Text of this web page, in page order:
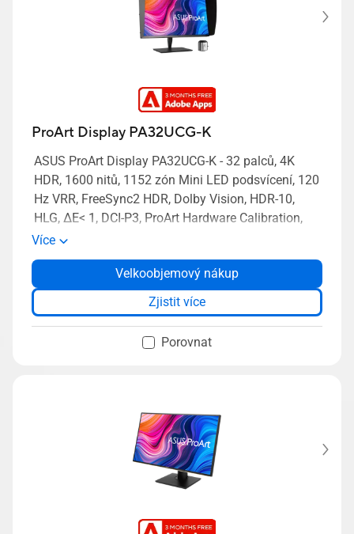
ProArt Display PA32UCG-K
ASUS ProArt Display PA32UCG-K - 32 palců, 4K
HDR, 1600 nitů, 1152 zón Mini LED podsvícení, 120
Hz VRR, FreeSync2 HDR, Dolby Vision, HDR-10,
HLG, ΔE< 1, DCI-P3, ProArt Hardware Calibration,
Thunderbolt™ 3, HDMI(v2.1), VESA DisplayHDR
Více
Velkoobjemový nákup
Zjistit více
Porovnat